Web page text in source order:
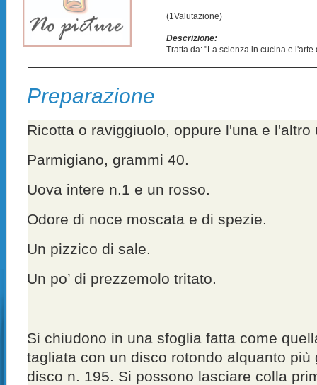
(1Valutazione)
Descrizione:
Tratta da: "La scienza in cucina e l'arte
Preparazione
Ricotta o raviggiuolo, oppure l'una e l'altro
Parmigiano, grammi 40.
Uova intere n.1 e un rosso.
Odore di noce moscata e di spezie.
Un pizzico di sale.
Un po’ di prezzemolo tritato.
Si chiudono in una sfoglia fatta come
tagliata con un disco rotondo alquanto
disco n. 195. Si possono lasciare colla